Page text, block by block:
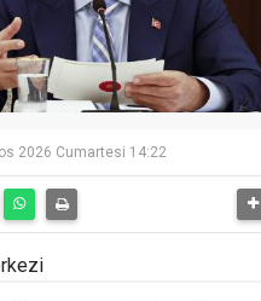
2026 Cumartesi 14:22